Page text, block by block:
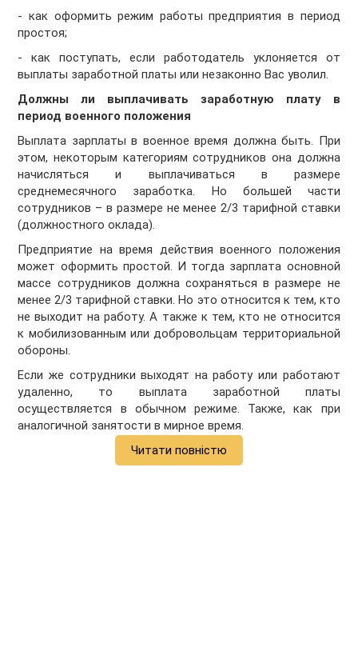
- как оформить режим работы предприятия в период
простоя;
- как поступать, если работодатель уклоняется от
выплаты заработной платы или незаконно Вас уволил.
Должны ли выплачивать заработную плату в
период военного положения
Выплата зарплаты в военное время должна быть. При
этом, некоторым категориям сотрудников она должна
начисляться и выплачиваться в размере
среднемесячного заработка. Но большей части
сотрудников – в размере не менее 2/3 тарифной ставки
(должностного оклада).
Предприятие на время действия военного положения
может оформить простой. И тогда зарплата основной
массе сотрудников должна сохраняться в размере не
менее 2/3 тарифной ставки. Но это относится к тем, кто
не выходит на работу. А также к тем, кто не относится
к мобилизованным или добровольцам территориальной
обороны.
Если же сотрудники выходят на работу или работают
удаленно, то выплата заработной платы
осуществляется в обычном режиме. Также, как при
аналогичной занятости в мирное время.
Читати повністю